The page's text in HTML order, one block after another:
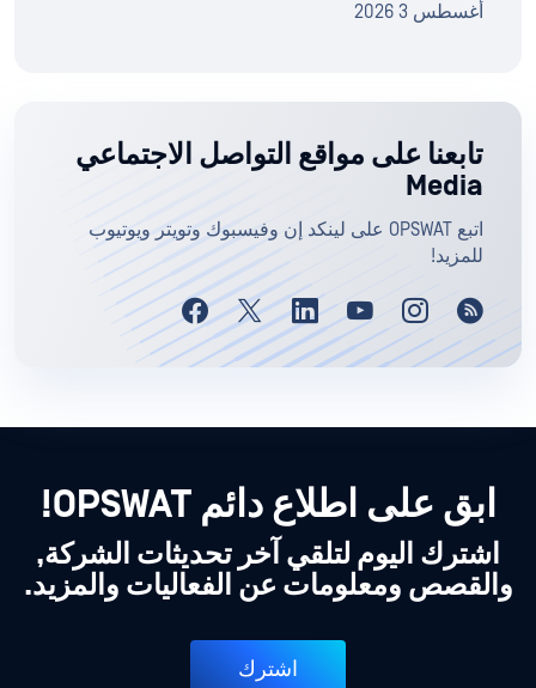
أغسطس 3 2026
تابعنا على مواقع التواصل الاجتماعي
Media
اتبع OPSWAT على لينكد إن وفيسبوك وتويتر ويوتيوب
للمزيد!
ابق على اطلاع دائم OPSWAT!
اشترك اليوم لتلقي آخر تحديثات الشركة,
والقصص ومعلومات عن الفعاليات والمزيد.
اشترك